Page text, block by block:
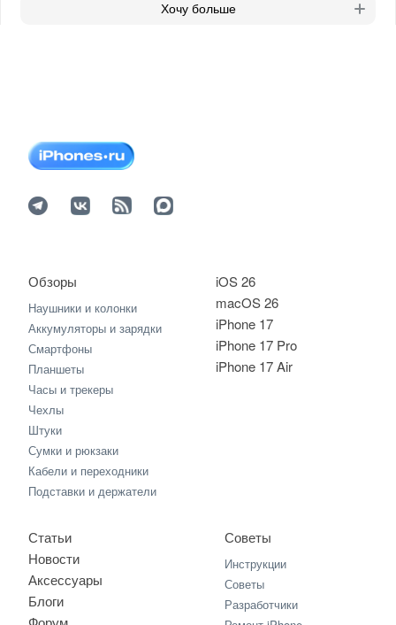
Хочу больше
iOS 26
macOS 26
iPhone 17
iPhone 17 Pro
iPhone 17 Air
Обзоры
Наушники и колонки
Аккумуляторы и зарядки
Смартфоны
Планшеты
Часы и трекеры
Чехлы
Штуки
Сумки и рюкзаки
Кабели и переходники
Подставки и держатели
Статьи
Новости
Аксессуары
Блоги
Советы
Инструкции
Советы
Разработчики